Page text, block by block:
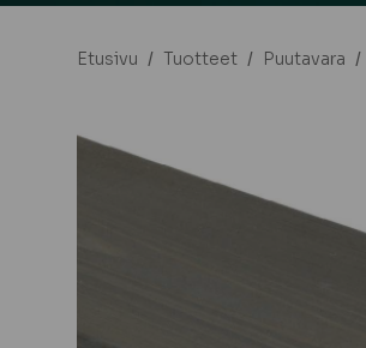
Etusivu / Tuotteet / Puutavara /